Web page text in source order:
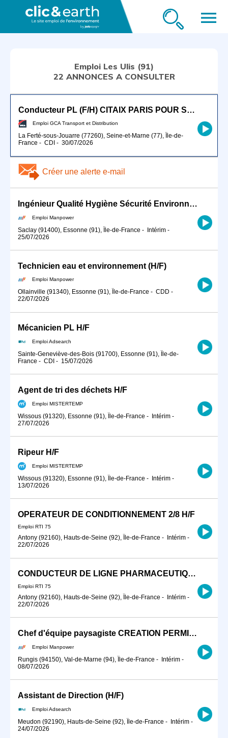
menu
Emploi Les Ulis (91)
22 ANNONCES A CONSULTER
Conducteur PL (F/H) CITAIX PARIS POUR SEPTEMBRE 2026
Emploi GCA Transport et Distribution
La Ferté-sous-Jouarre (77260), Seine-et-Marne (77), Île-de-
France - CDI - 30/07/2026
Créer une alerte e-mail
Ingénieur Qualité Hygiène Sécurité Environnement (QHSE) /prévention sécurité risques prof (H/F)
Emploi Manpower
Saclay (91400), Essonne (91), Île-de-France - Intérim -
25/07/2026
Technicien eau et environnement (H/F)
Emploi Manpower
Ollainville (91340), Essonne (91), Île-de-France - CDD -
22/07/2026
Mécanicien PL H/F
Emploi Adsearch
Sainte-Geneviève-des-Bois (91700), Essonne (91), Île-de-
France - CDI - 15/07/2026
Agent de tri des déchets H/F
Emploi MISTERTEMP
Wissous (91320), Essonne (91), Île-de-France - Intérim -
27/07/2026
Ripeur H/F
Emploi MISTERTEMP
Wissous (91320), Essonne (91), Île-de-France - Intérim -
13/07/2026
OPERATEUR DE CONDITIONNEMENT 2/8 H/F
Emploi RTI 75
Antony (92160), Hauts-de-Seine (92), Île-de-France - Intérim -
22/07/2026
CONDUCTEUR DE LIGNE PHARMACEUTIQUE
Emploi RTI 75
Antony (92160), Hauts-de-Seine (92), Île-de-France - Intérim -
22/07/2026
Chef d'équipe paysagiste CREATION PERMIS B (H/F)
Emploi Manpower
Rungis (94150), Val-de-Marne (94), Île-de-France - Intérim -
08/07/2026
Assistant de Direction (H/F)
Emploi Adsearch
Meudon (92190), Hauts-de-Seine (92), Île-de-France - Intérim -
24/07/2026